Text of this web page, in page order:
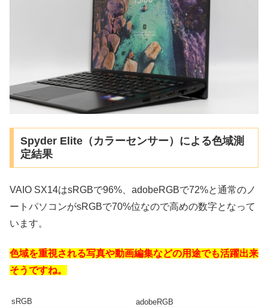
Spyder Elite（カラーセンサー）による色域測
定結果
VAIO SX14はsRGBで96%、adobeRGBで72%と通常のノ
ートパソコンがsRGBで70%位なので高めの数字となって
います。
色域を重視される写真や動画編集などの用途でも活躍出来
そうですね。
sRGB adobeRGB